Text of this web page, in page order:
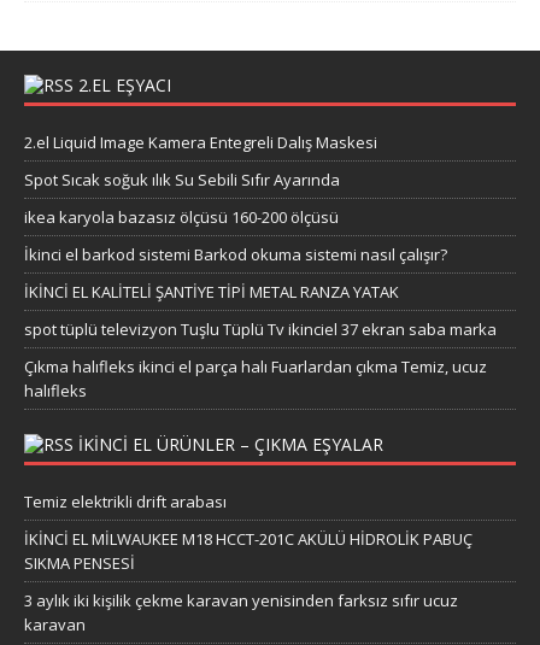
2.EL EŞYACI
2.el Liquid Image Kamera Entegreli Dalış Maskesi
Spot Sıcak soğuk ılık Su Sebili Sıfır Ayarında
ikea karyola bazasız ölçüsü 160-200 ölçüsü
İkinci el barkod sistemi Barkod okuma sistemi nasıl çalışır?
İKİNCİ EL KALİTELİ ŞANTİYE TİPİ METAL RANZA YATAK
spot tüplü televizyon Tuşlu Tüplü Tv ikinciel 37 ekran saba marka
Çıkma halıfleks ikinci el parça halı Fuarlardan çıkma Temiz, ucuz
halıfleks
IKINCI EL ÜRÜNLER – ÇIKMA EŞYALAR
Temiz elektrikli drift arabası
İKİNCİ EL MİLWAUKEE M18 HCCT-201C AKÜLÜ HİDROLİK PABUÇ
SIKMA PENSESİ
3 aylık iki kişilik çekme karavan yenisinden farksız sıfır ucuz
karavan